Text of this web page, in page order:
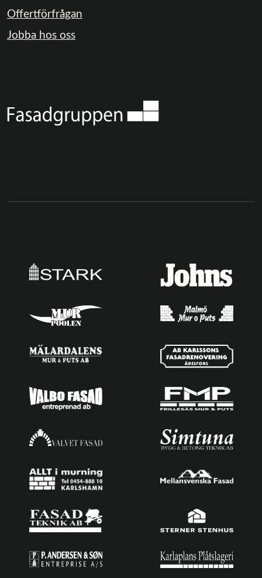
Offertförfrågan
Jobba hos oss